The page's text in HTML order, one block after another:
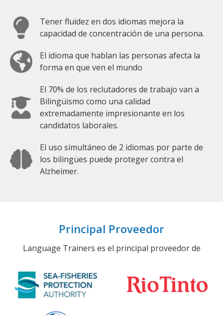
Tener fluidez en dos idiomas mejora la
capacidad de concentración de una persona.
El idioma que hablan las personas afecta la
forma en que ven el mundo
El 70% de los reclutadores de trabajo van a
Bilingüismo como una calidad
extremadamente impresionante en los
candidatos laborales.
El uso simultáneo de 2 idiomas por parte de
los bilingües puede proteger contra el
Alzheimer.
Principal Proveedor
Language Trainers es el principal proveedor de